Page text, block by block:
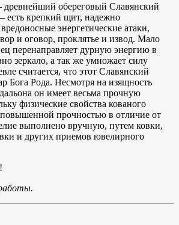
обереговый Славянский
крепкий щит, надежно
энергетические атаки,
и оговор, проклятье и извод. Мало
перенаправляет дурную энергию в
зеркало, а так же умножает силу
считается, что этот Славянский
Бога Рода. Несмотря на изящность
он имеет весьма прочную
физические свойства кованого
прочностью в отличие от
выполнено вручную, путем ковки,
и других приемов ювелирного